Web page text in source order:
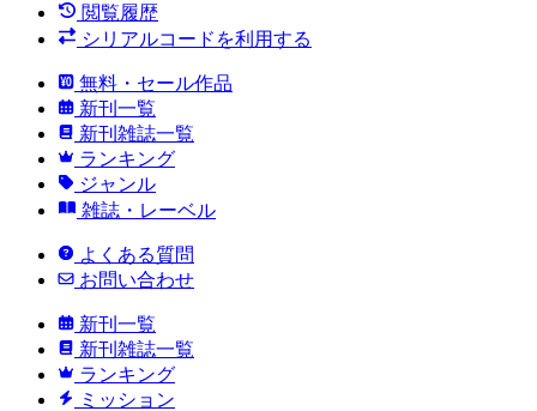
閲覧履歴
シリアルコードを利用する
無料・セール作品
新刊一覧
新刊雑誌一覧
ランキング
ジャンル
雑誌・レーベル
よくある質問
お問い合わせ
新刊一覧
新刊雑誌一覧
ランキング
ミッション